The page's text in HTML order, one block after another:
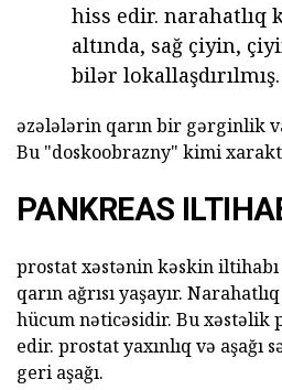
hiss edir. narahatlıq
altında, sağ çiyin,
bilər lokallaşdırılmış.
əzələlərin qarın bir gərginlik
Bu "doskoobrazny" kimi
PANKREAS
prostat xəstənin kəskin
qarın ağrısı yaşayır.
hücum nəticəsidir. Bu xəstəlik
edir. prostat yaxınlıq və aşağı
geri aşağı.